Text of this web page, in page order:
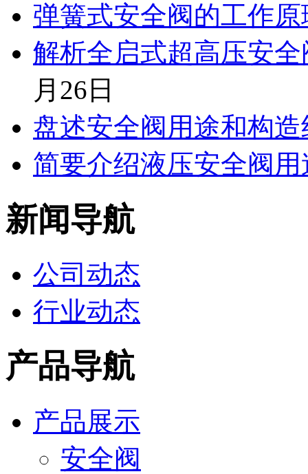
弹簧式安全阀的工作
解析全启式超高压安
月26日
盘述安全阀用途和构造
简要介绍液压安全阀
新闻导航
公司动态
行业动态
产品导航
产品展示
安全阀